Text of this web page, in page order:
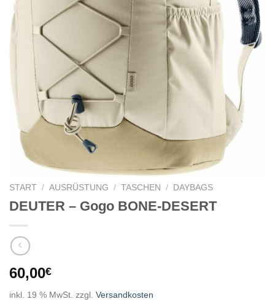
START / AUSRÜSTUNG / TASCHEN / DAYBAGS
DEUTER – Gogo BONE-DESERT
60,00€
inkl. 19 % MwSt. zzgl. Versandkosten